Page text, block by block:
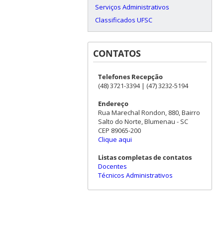
Serviços Administrativos
Classificados UFSC
CONTATOS
Telefones Recepção
(48) 3721-3394 | (47) 3232-5194
Endereço
Rua Marechal Rondon, 880, Bairro
Salto do Norte, Blumenau - SC
CEP 89065-200
Clique aqui
Listas completas de contatos
Docentes
Técnicos Administrativos